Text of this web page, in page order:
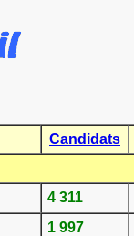
Candidats
4 311
1 997